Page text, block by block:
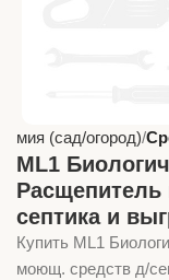
(сад/огород)
ML1
септика и
Купить ML1
моющ. средств д/